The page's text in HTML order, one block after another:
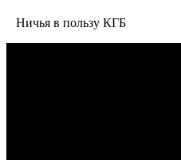
Ничья в пользу КГБ